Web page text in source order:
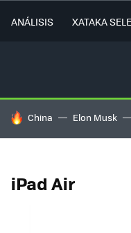
ANÁLISIS XATAKA
HOY SE HABLA DE
China Elon Musk
iPad Air